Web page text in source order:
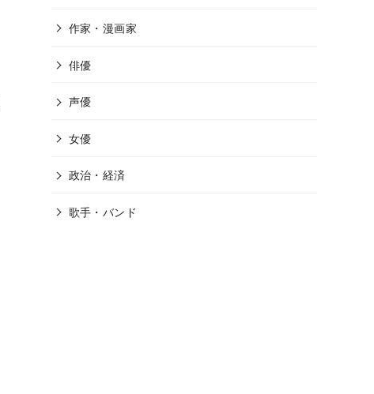
作家・漫画家
俳優
声優
女優
政治・経済
歌手・バンド